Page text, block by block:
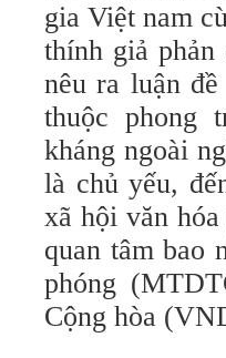
gia Việt nam
thính giả
nêu ra luận
thuộc phong
kháng ngoài
là chủ yếu,
xã hội văn
quan tâm bao
phóng
Cộng hòa